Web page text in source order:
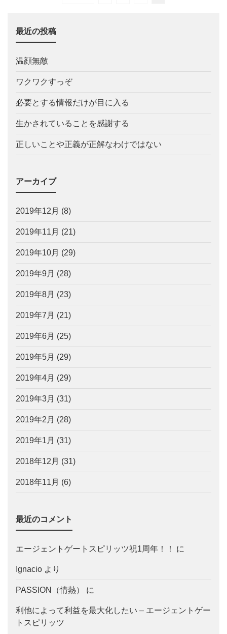
最近の投稿
温顔無敵
ワクワクすっぞ
必要とする情報だけが目に入る
生かされていることを感謝する
正しいことや正義が正解なわけではない
アーカイブ
2019年12月 (8)
2019年11月 (21)
2019年10月 (29)
2019年9月 (28)
2019年8月 (23)
2019年7月 (21)
2019年6月 (25)
2019年5月 (29)
2019年4月 (29)
2019年3月 (31)
2019年2月 (28)
2019年1月 (31)
2018年12月 (31)
2018年11月 (6)
最近のコメント
エージェントゲートスピリッツ祝1周年！！ に
Ignacio より
PASSION（情熱） に
利他によって利益を最大化したい – エージェントゲー
トスピリッツ